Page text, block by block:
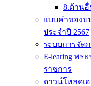
8.ด้านอื่
แบบคำของบ
ประจำปี 2567
ระบบการจัด
E-learing พ
ราชการ
ดาวน์โหลดเ